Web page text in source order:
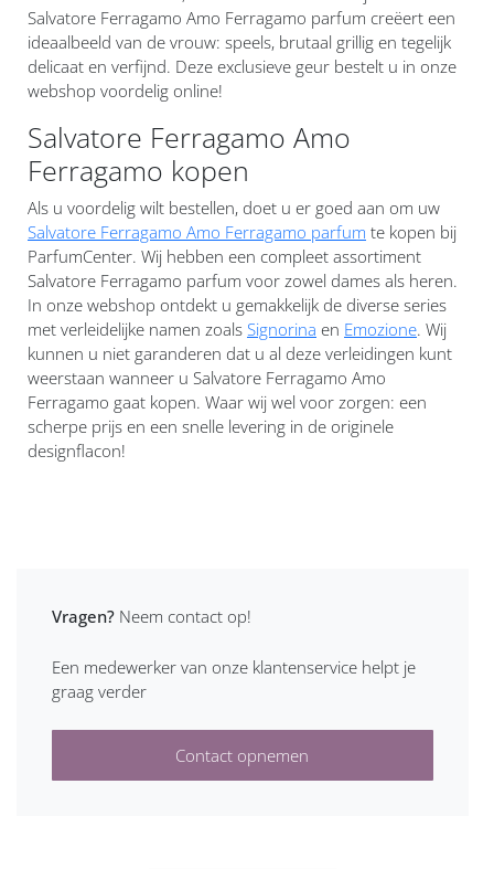
Salvatore Ferragamo Amo Ferragamo parfum creëert een
ideaalbeeld van de vrouw: speels, brutaal grillig en tegelijk
delicaat en verfijnd. Deze exclusieve geur bestelt u in onze
webshop voordelig online!
Salvatore Ferragamo Amo
Ferragamo kopen
Als u voordelig wilt bestellen, doet u er goed aan om uw
Salvatore Ferragamo Amo Ferragamo parfum te kopen bij
ParfumCenter. Wij hebben een compleet assortiment
Salvatore Ferragamo parfum voor zowel dames als heren.
In onze webshop ontdekt u gemakkelijk de diverse series
met verleidelijke namen zoals Signorina en Emozione. Wij
kunnen u niet garanderen dat u al deze verleidingen kunt
weerstaan wanneer u Salvatore Ferragamo Amo
Ferragamo gaat kopen. Waar wij wel voor zorgen: een
scherpe prijs en een snelle levering in de originele
designflacon!
Vragen? Neem contact op!
Een medewerker van onze klantenservice helpt je
graag verder
Contact opnemen